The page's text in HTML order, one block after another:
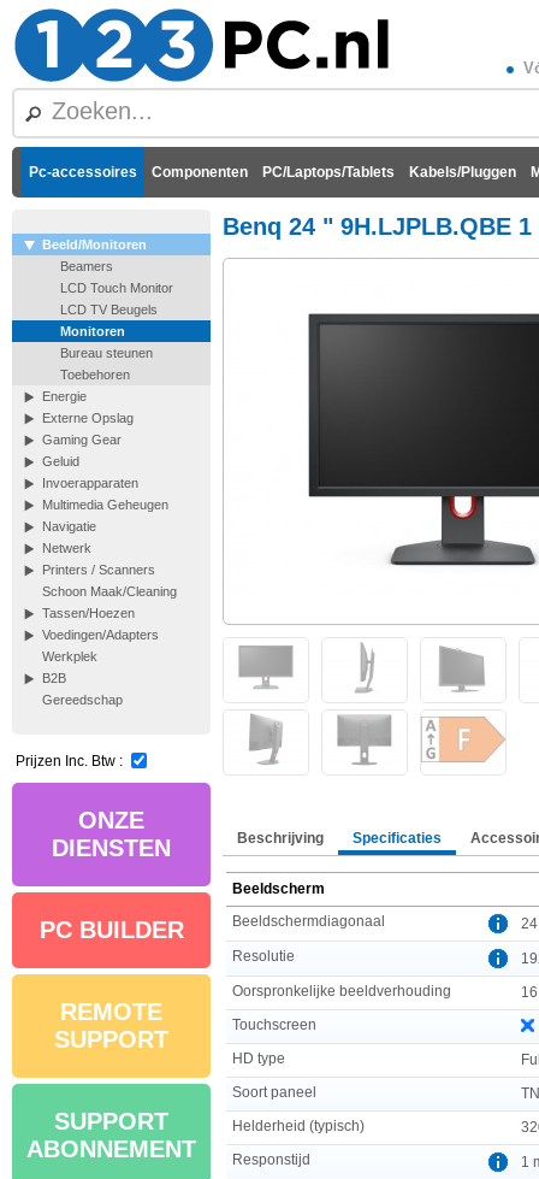
Pc-accessoires Componenten PC/Laptops/Tablets Kabels/Pluggen
Beeld/Monitoren
Beamers
LCD Touch Monitor
LCD TV Beugels
Monitoren
Bureau steunen
Toebehoren
Energie
Externe Opslag
Gaming Gear
Geluid
Invoerapparaten
Multimedia Geheugen
Navigatie
Netwerk
Printers / Scanners
Schoon Maak/Cleaning
Tassen/Hoezen
Voedingen/Adapters
Werkplek
B2B
Gereedschap
Prijzen Inc. Btw :
ONZE
DIENSTEN
PC BUILDER
REMOTE
SUPPORT
SUPPORT
ABONNEMENT
Benq 24 " 9H.LJPLB.QBE
Beschrijving Specificaties
Beeldscherm
Beeldschermdiagonaal
Resolutie
Oorspronkelijke beeldverhouding
Touchscreen
HD type
Soort paneel
TN
Helderheid (typisch)
Responstijd
1